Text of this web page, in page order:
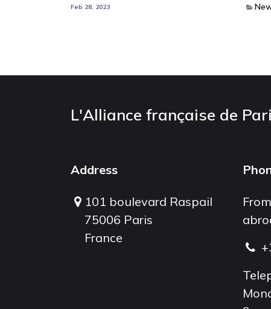
Feb 28, 2023
L'Alliance française de
Address
101 boulevard Raspail
75006 Paris
France